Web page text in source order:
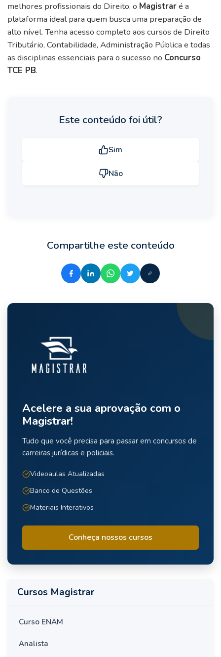
melhores profissionais do Direito, o Magistraré a
plataforma ideal para quem busca uma preparação de
alto nível. Tenha acesso completo aos cursos de Direito
Tributário, Contabilidade, Administração Pública e todas
as disciplinas essenciais para o sucesso no Concurso
TCE PB.
Este conteúdo foi útil?
Sim
Não
Compartilhe este conteúdo
Acelere a sua aprovação com o
Magistrar!
Tudo que você precisa para passar em concursos de
carreiras jurídicas e policiais.
Videoaulas Atualizadas
Banco de Questões
Materiais Interativos
Conheça nossos cursos
Cursos Magistrar
Curso ENAM
Analista